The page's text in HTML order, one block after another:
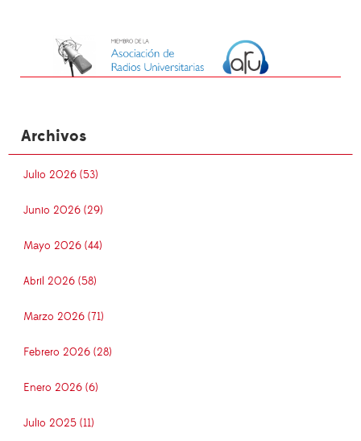
Archivos
Julio 2026 (53)
Junio 2026 (29)
Mayo 2026 (44)
Abril 2026 (58)
Marzo 2026 (71)
Febrero 2026 (28)
Enero 2026 (6)
Julio 2025 (11)